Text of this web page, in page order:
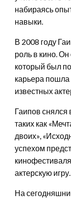
набираясь
навыки.
В 2008 году
роль в кино.
который был
карьера пошла
известных
Гаипов
таких как
двоих»,
успехом
актерскую игру.
На